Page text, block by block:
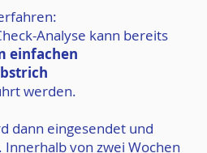
Analyse kann bereits
einfachen
werden.
dann eingesendet und
Innerhalb von zwei Wochen